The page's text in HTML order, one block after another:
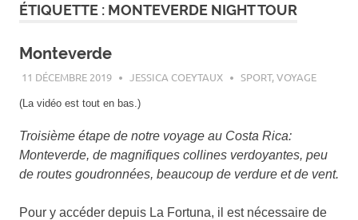
ÉTIQUETTE : MONTEVERDE NIGHT TOUR
Monteverde
11 DÉCEMBRE 2019 JESSICA COEYTAUX SPORT,VOYAGE
(La vidéo est tout en bas.)
Troisième étape de notre voyage au Costa Rica:
Monteverde, de magnifiques collines verdoyantes, peu
de routes goudronnées, beaucoup de verdure et de vent.
Pour y accéder depuis La Fortuna, il est nécessaire de